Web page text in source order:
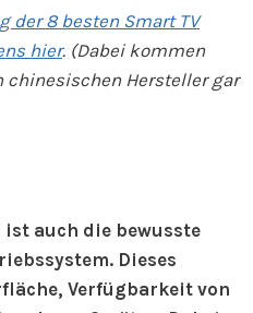
der 8 besten Smart TV
hier. (Dabei kommen
chinesischen Hersteller gar
ist auch die bewusste
Dieses
Verfügbarkeit von